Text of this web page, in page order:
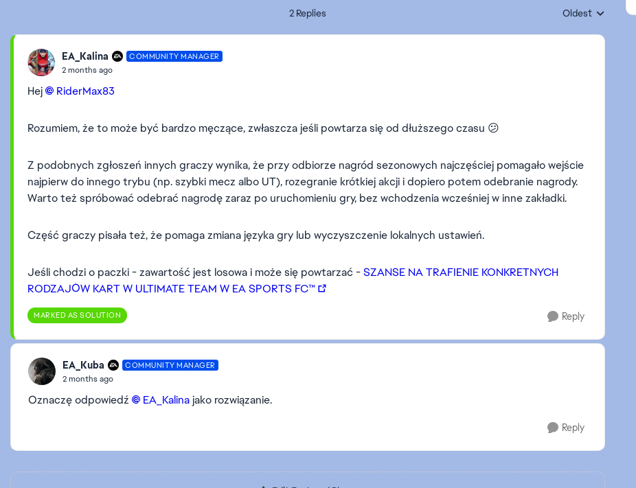
2 Replies Replies sorted by
Oldest
EA_Kalina COMMUNITY MANAGER
2 months ago
Hej RiderMax83​
Rozumiem, że to może być bardzo męczące, zwłaszcza jeśli powtarza się od dłuższego czasu 😕
Z podobnych zgłoszeń innych graczy wynika, że przy odbiorze nagród sezonowych najczęściej pomagało wejście
najpierw do innego trybu (np. szybki mecz albo UT), rozegranie krótkiej akcji i dopiero potem odebranie nagrody.
Warto też spróbować odebrać nagrodę zaraz po uruchomieniu gry, bez wchodzenia wcześniej w inne zakładki.
Część graczy pisała też, że pomaga zmiana języka gry lub wyczyszczenie lokalnych ustawień.
Jeśli chodzi o paczki - zawartość jest losowa i może się powtarzać -SZANSE NA TRAFIENIE KONKRETNYCH
RODZAJÓW KART W ULTIMATE TEAM W EA SPORTS FC™
MARKED AS SOLUTION Reply
EA_Kuba COMMUNITY MANAGER
2 months ago
Oznaczę odpowiedź EA_Kalina​jako rozwiązanie.
Reply